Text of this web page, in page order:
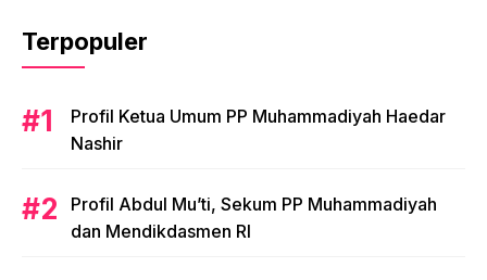
Terpopuler
Profil Ketua Umum PP Muhammadiyah Haedar
Nashir
Profil Abdul Mu’ti, Sekum PP Muhammadiyah
dan Mendikdasmen RI